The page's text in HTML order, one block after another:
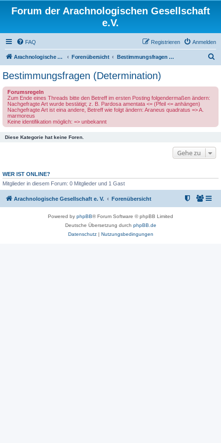
Forum der Arachnologischen Gesellschaft
e.V.
FAQ Anmelden
Registrieren
Arachnologische Gesellschaft e. V. Forenübersicht Bestimmungsfragen (Determination)
Bestimmungsfragen (Determination)
Forumsregeln
Zum Ende eines Threads bitte den Betreff im ersten Posting folgendermaßen ändern:
Nachgefragte Art wurde bestätigt; z. B. Pardosa amentata <= (Pfeil <= anhängen)
Nachgefragte Art ist eina andere, Betreff wie folgt ändern: Araneus quadratus => A.
marmoreus
Keine identifikation möglich: => unbekannt
Diese Kategorie hat keine Foren.
Gehe zu
WER IST ONLINE?
Mitglieder in diesem Forum: 0 Mitglieder und 1 Gast
Arachnologische Gesellschaft e. V. Forenübersicht
Powered by phpBB® Forum Software © phpBB Limited
Deutsche Übersetzung durch phpBB.de
Datenschutz| Nutzungsbedingungen